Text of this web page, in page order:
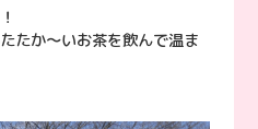
たか～いお茶を飲んで温ま